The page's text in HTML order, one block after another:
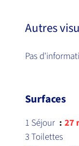
Autres
Pas
Surfaces
1 Séjour
27
3 Toilettes